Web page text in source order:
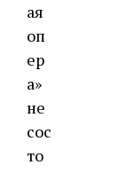
ая
оп
ер
а»
не
сос
то